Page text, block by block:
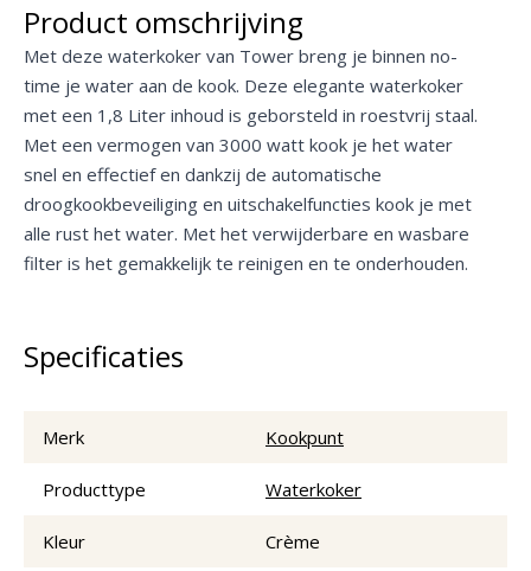
Product omschrijving
Met deze waterkoker van Tower breng je binnen no-
time je water aan de kook. Deze elegante waterkoker
met een 1,8 Liter inhoud is geborsteld in roestvrij staal.
Met een vermogen van 3000 watt kook je het water
snel en effectief en dankzij de automatische
droogkookbeveiliging en uitschakelfuncties kook je met
alle rust het water. Met het verwijderbare en wasbare
filter is het gemakkelijk te reinigen en te onderhouden.
Specificaties
Merk Kookpunt
Producttype Waterkoker
Kleur Crème